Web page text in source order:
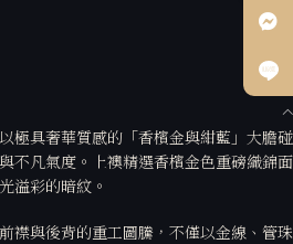
極具奢華質感的「香檳金與紺藍」大膽碰
不凡氣度。上襖精選香檳金色重磅織錦面
溢彩的暗紋。
襟與後背的重工圖騰，不僅以金線、管珠